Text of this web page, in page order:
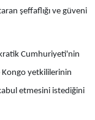
şeffaflığı ve güveni
Cumhuriyeti'nin
Kongo yetkililerinin
etmesini istediğini